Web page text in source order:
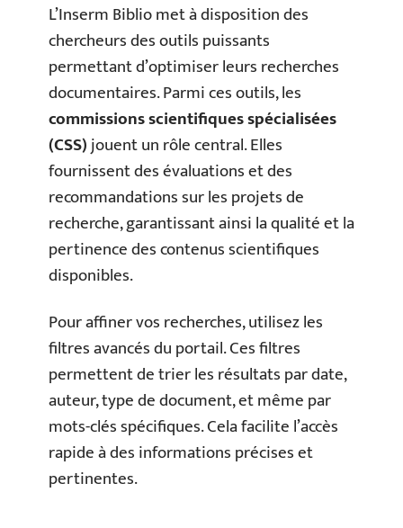
L’Inserm Biblio met à disposition des
chercheurs des outils puissants
permettant d’optimiser leurs recherches
documentaires. Parmi ces outils, les
commissions scientifiques spécialisées
(CSS)jouent un rôle central. Elles
fournissent des évaluations et des
recommandations sur les projets de
recherche, garantissant ainsi la qualité et la
pertinence des contenus scientifiques
disponibles.
Pour affiner vos recherches, utilisez les
filtres avancés du portail. Ces filtres
permettent de trier les résultats par date,
auteur, type de document, et même par
mots-clés spécifiques. Cela facilite l’accès
rapide à des informations précises et
pertinentes.